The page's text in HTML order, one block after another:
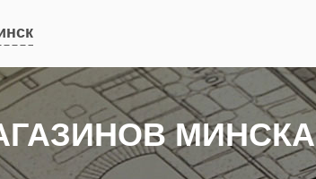
МИНСКА